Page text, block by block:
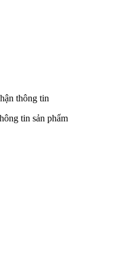
thông tin
tin sản phẩm